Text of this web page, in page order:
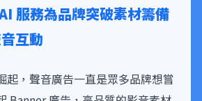
服務為品牌突破素材籌備
互動
起，聲音廣告一直是眾多品牌想嘗